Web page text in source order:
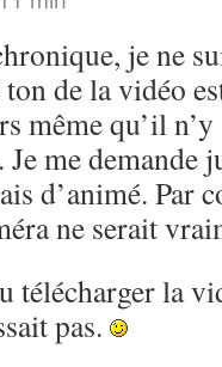
je ne
de la vidéo
même qu’il
Je me demande
d’animé. Par
ne serait
télécharger la
pas.